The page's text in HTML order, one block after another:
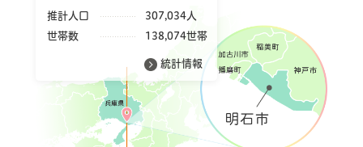
推計人口
307,034人
世帯数
138,074世帯
統計情報